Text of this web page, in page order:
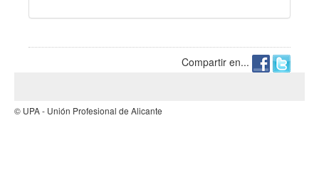
Compartir en...
© UPA - Unión Profesional de Alicante